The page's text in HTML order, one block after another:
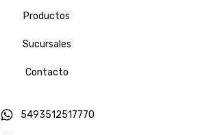
Productos
Sucursales
Contacto
5493512517770